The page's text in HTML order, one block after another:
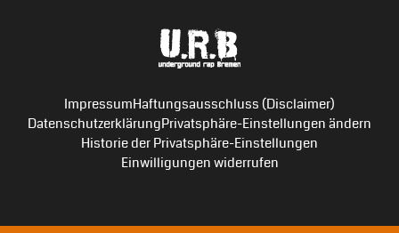
ImpressumHaftungsausschluss (Disclaimer)
DatenschutzerklärungPrivatsphäre-Einstellungen ändern
Historie der Privatsphäre-Einstellungen
Einwilligungen widerrufen